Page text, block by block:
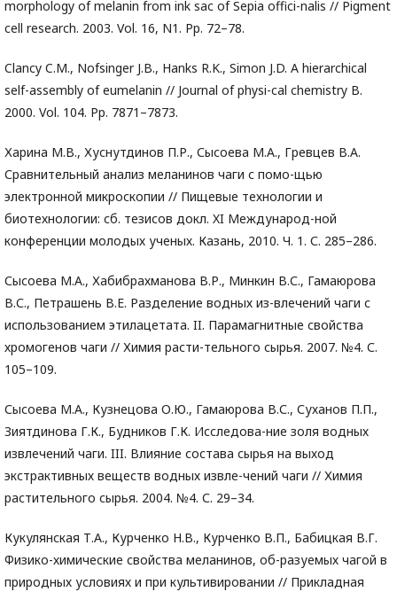
morphology of melanin from ink sac of Sepia offici-nalis // Pigment
cell research. 2003. Vol. 16, N1. Pp. 72–78.
Clancy C.M., Nofsinger J.B., Hanks R.K., Simon J.D. A hierarchical
self-assembly of eumelanin // Journal of physi-cal chemistry B.
2000. Vol. 104. Pp. 7871–7873.
Харина М.В., Хуснутдинов П.Р., Сысоева М.А., Гревцев В.А.
Сравнительный анализ меланинов чаги с помо-щью
электронной микроскопии // Пищевые технологии и
биотехнологии: сб. тезисов докл. XI Международ-ной
конференции молодых ученых. Казань, 2010. Ч. 1. С. 285–286.
Сысоева М.А., Хабибрахманова В.Р., Минкин В.С., Гамаюрова
В.С., Петрашень В.Е. Разделение водных из-влечений чаги с
использованием этилацетата. II. Парамагнитные свойства
хромогенов чаги // Химия расти-тельного сырья. 2007. №4. С.
105–109.
Сысоева М.А., Кузнецова О.Ю., Гамаюрова В.С., Суханов П.П.,
Зиятдинова Г.К., Будников Г.К. Исследова-ние золя водных
извлечений чаги. III. Влияние состава сырья на выход
экстрактивных веществ водных извле-чений чаги // Химия
растительного сырья. 2004. №4. С. 29–34.
Кукулянская Т.А., Курченко Н.В., Курченко В.П., Бабицкая В.Г.
Физико-химические свойства меланинов, об-разуемых чагой в
природных условиях и при культивировании // Прикладная